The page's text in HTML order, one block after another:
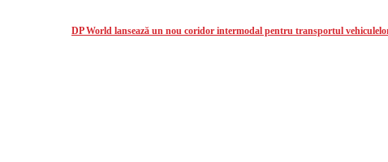
DP World lansează un nou coridor intermodal pentru transportul